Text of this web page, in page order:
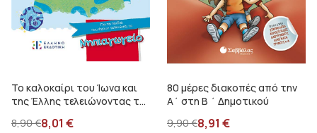
Το καλοκαίρι του Ίωνα και
της Έλλης τελειώνοντας το
8,90€8,01 €
80 μέρες διακοπές από την
Α΄ στη Β ΄ Δημοτικού
9,90€8,91 €